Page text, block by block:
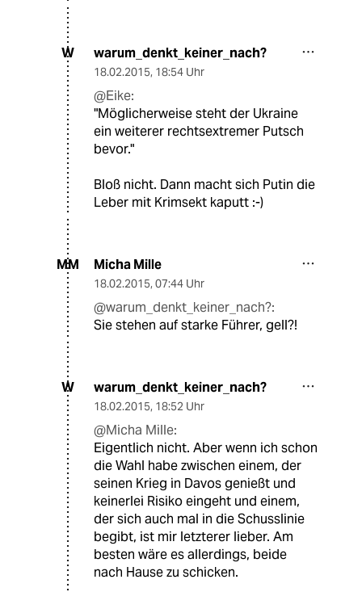
W warum_denkt_keiner_nach?
18.02.2015, 18:54 Uhr
@Eike:
"Möglicherweise steht der Ukraine
ein weiterer rechtsextremer Putsch
bevor."
Bloß nicht. Dann macht sich Putin die
Leber mit Krimsekt kaputt :-)
MM Micha Mille
18.02.2015, 07:44 Uhr
@warum_denkt_keiner_nach?:
Sie stehen auf starke Führer, gell?!
W warum_denkt_keiner_nach?
18.02.2015, 18:52 Uhr
@Micha Mille:
Eigentlich nicht. Aber wenn ich schon
die Wahl habe zwischen einem, der
seinen Krieg in Davos genießt und
keinerlei Risiko eingeht und einem,
der sich auch mal in die Schusslinie
begibt, ist mir letzterer lieber. Am
besten wäre es allerdings, beide
nach Hause zu schicken.